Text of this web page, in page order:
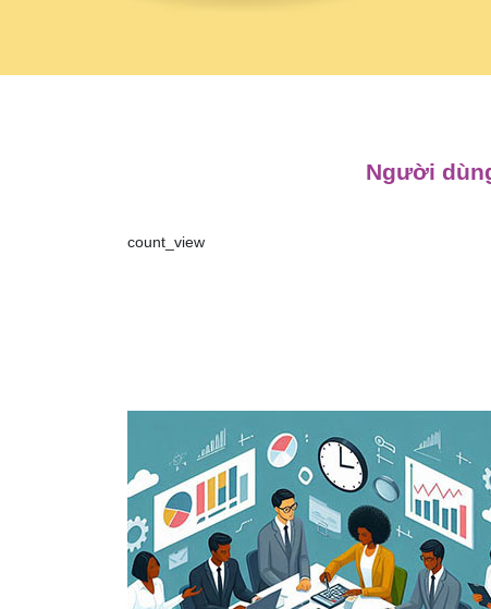
Người
count_view
viết